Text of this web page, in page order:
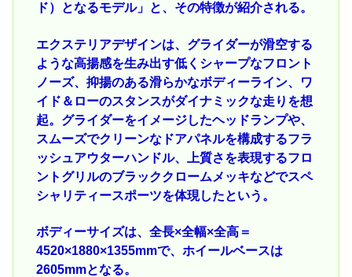
ド）となるモデル」と、その特徴が紹介される。
エクステリアデザインは、グライダーが滑空する
ような高揚感を生み出す低くシャープなフロント
ノーズ、抑揚のある滑らかなボディーライン、ワ
イド＆ローのスタンスがダイナミックな走りを想
起。グライダーをイメージしたヘッドランプや、
スムーズでクリーンなドアパネルを構成するフラ
ッシュアウターハンドル、上質さを表現するフロ
ントグリルのブラッククロームメッキなどでスペ
シャリティースポーツを体現したという。
ボディーサイズは、全長×全幅×全高＝
4520×1880×1355mmで、ホイールベースは
2605mmとなる。